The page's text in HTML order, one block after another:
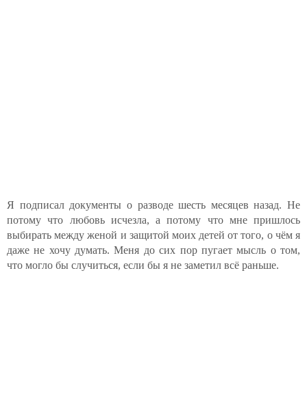
Я подписал документы о разводе шесть месяцев назад. Не
потому что любовь исчезла, а потому что мне пришлось
выбирать между женой и защитой моих детей от того, о чём я
даже не хочу думать. Меня до сих пор пугает мысль о том,
что могло бы случиться, если бы я не заметил всё раньше.